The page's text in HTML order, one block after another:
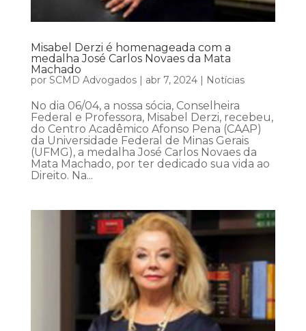
Misabel Derzi é homenageada com a
medalha José Carlos Novaes da Mata
Machado
por SCMD Advogados| abr 7, 2024| Notícias
No dia 06/04, a nossa sócia, Conselheira
Federal e Professora, Misabel Derzi, recebeu,
do Centro Acadêmico Afonso Pena (CAAP)
da Universidade Federal de Minas Gerais
(UFMG), a medalha José Carlos Novaes da
Mata Machado, por ter dedicado sua vida ao
Direito. Na...